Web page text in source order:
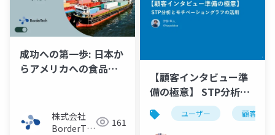
成功への第一歩: 日本か
らアメリカへの食品輸
株式会社
BorderTech（ボ161
【顧客インタビュー準
備の極意】 STP分析と
モチベーショングラフ
の活用
ユーザー 顧客